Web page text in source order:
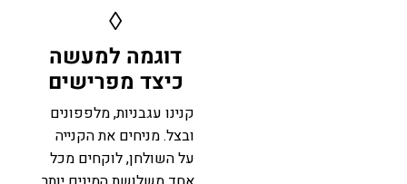
דוגמה למעשה
כיצד מפרישים
קנינו עגבניות, מלפפונים
ובצל. מניחים את הקנייה
על השולחן, לוקחים מכל